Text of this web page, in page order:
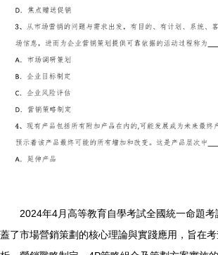
2024年4月高等教育自學考試全國統一命題
蓋了市場營銷策劃的核心理論與實踐應用，旨